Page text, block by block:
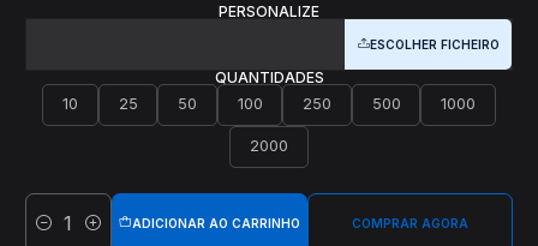
PERSONALIZE
ESCOLHER FICHEIRO
QUANTIDADES
10
25 50 100 250 500 1000
2000
Quantidade
ADICIONAR AO CARRINHO COMPRAR AGORA